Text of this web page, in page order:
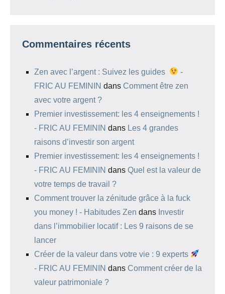
Commentaires récents
Zen avec l’argent : Suivez les guides
-
FRIC AU FEMININ dans Comment être zen
avec votre argent ?
Premier investissement: les 4 enseignements !
- FRIC AU FEMININ dans Les 4 grandes
raisons d’investir son argent
Premier investissement: les 4 enseignements !
- FRIC AU FEMININ dans Quel est la valeur de
votre temps de travail ?
Comment trouver la zénitude grâce à la fuck
you money ! - Habitudes Zen dans Investir
dans l’immobilier locatif : Les 9 raisons de se
lancer
Créer de la valeur dans votre vie : 9 experts
- FRIC AU FEMININ dans Comment créer de la
valeur patrimoniale ?